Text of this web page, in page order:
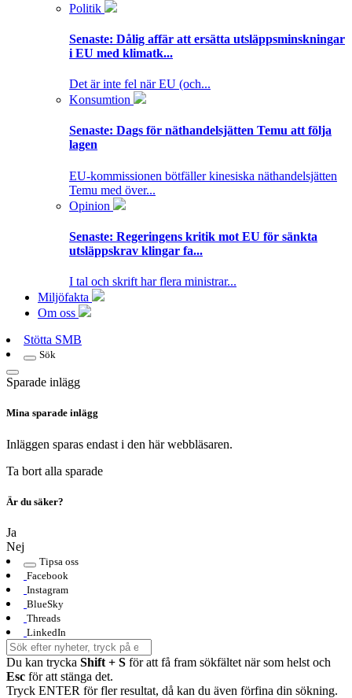
Politik
Senaste: Dålig affär att ersätta utsläppsminskningar
i EU med klimatk...
Det är inte fel när EU (och...
Konsumtion
Senaste: Dags för näthandelsjätten Temu att följa
lagen
EU-kommissionen bötfäller kinesiska näthandelsjätten
Temu med över...
Opinion
Senaste: Regeringens kritik mot EU för sänkta
utsläppskrav klingar fa...
I tal och skrift har flera ministrar...
Miljöfakta
Om oss
Stötta SMB
Sök
Sparade inlägg
Mina sparade inlägg
Inläggen sparas endast i den här webbläsaren.
Ta bort alla sparade
Är du säker?
Ja
Nej
Tipsa oss
Facebook
Instagram
BlueSky
Threads
LinkedIn
Du kan trycka Shift + S för att få fram sökfältet när som helst och
Esc för att stänga det.
Tryck ENTER för fler resultat, då kan du även förfina din sökning.